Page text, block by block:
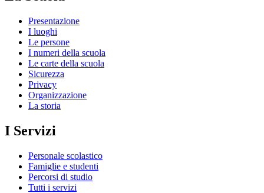
Presentazione
I luoghi
Le persone
I numeri della scuola
Le carte della scuola
Sicurezza
Privacy
Organizzazione
La storia
I Servizi
Personale scolastico
Famiglie e studenti
Percorsi di studio
Tutti i servizi